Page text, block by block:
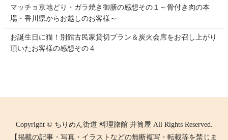
マッチョ京地どり・ガラ焼き御膳の感想その１～骨付き肉の本
場・香川県からお越しのお客様～
お誕生日に猫！別館古民家貸切プラン＆炭火会席をお召し上がり
頂いたお客様の感想その４
Copyright © ちりめん街道 料理旅館 井筒屋 All Rights Reserved.
【掲載の記事・写真・イラストなどの無断複写・転載等を禁じま